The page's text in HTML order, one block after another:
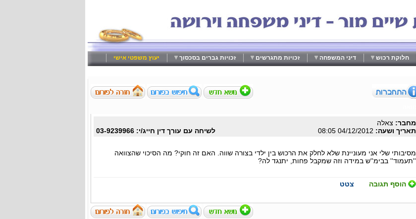
חלוקת רכוש דיני המשפחה זכויות מתגרשים זכויות גברים בסכסוך יעוץ משפטי אישי
מחבר: צאלה
תאריך ושעה:
לשיחה עם עורך דין חייג/י: 03-9239966
מסיבותי שלי אני מעוניינת שלא לחלק את הרכוש בין ילדי בצורה שווה. האם זה חוקי? מה הסיכוי שהצוואה
''תעמוד'' בבימ''ש במידה וזה שמקבל פחות, יתנגד לה?
הוסף תגובה צטט